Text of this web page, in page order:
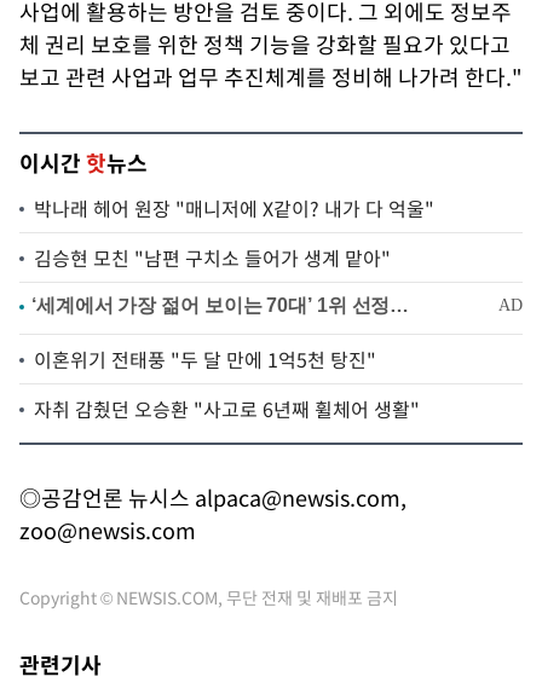
사업에 활용하는 방안을 검토 중이다. 그 외에도 정보주
체 권리 보호를 위한 정책 기능을 강화할 필요가 있다고
보고 관련 사업과 업무 추진체계를 정비해 나가려 한다."
이시간핫뉴스
박나래 헤어 원장 "매니저에 X같이? 내가 다 억울"
김승현 모친 "남편 구치소 들어가 생계 맡아"
이혼위기 전태풍 "두 달 만에 1억5천 탕진"
자취 감췄던 오승환 "사고로 6년째 휠체어 생활"
◎공감언론 뉴시스 alpaca@newsis.com,
zoo@newsis.com
Copyright © NEWSIS.COM, 무단 전재 및 재배포 금지
관련기사